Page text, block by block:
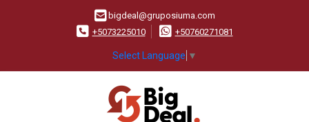
bigdeal@gruposiuma.com
+5073225010
+50760271081
Select Language ▼